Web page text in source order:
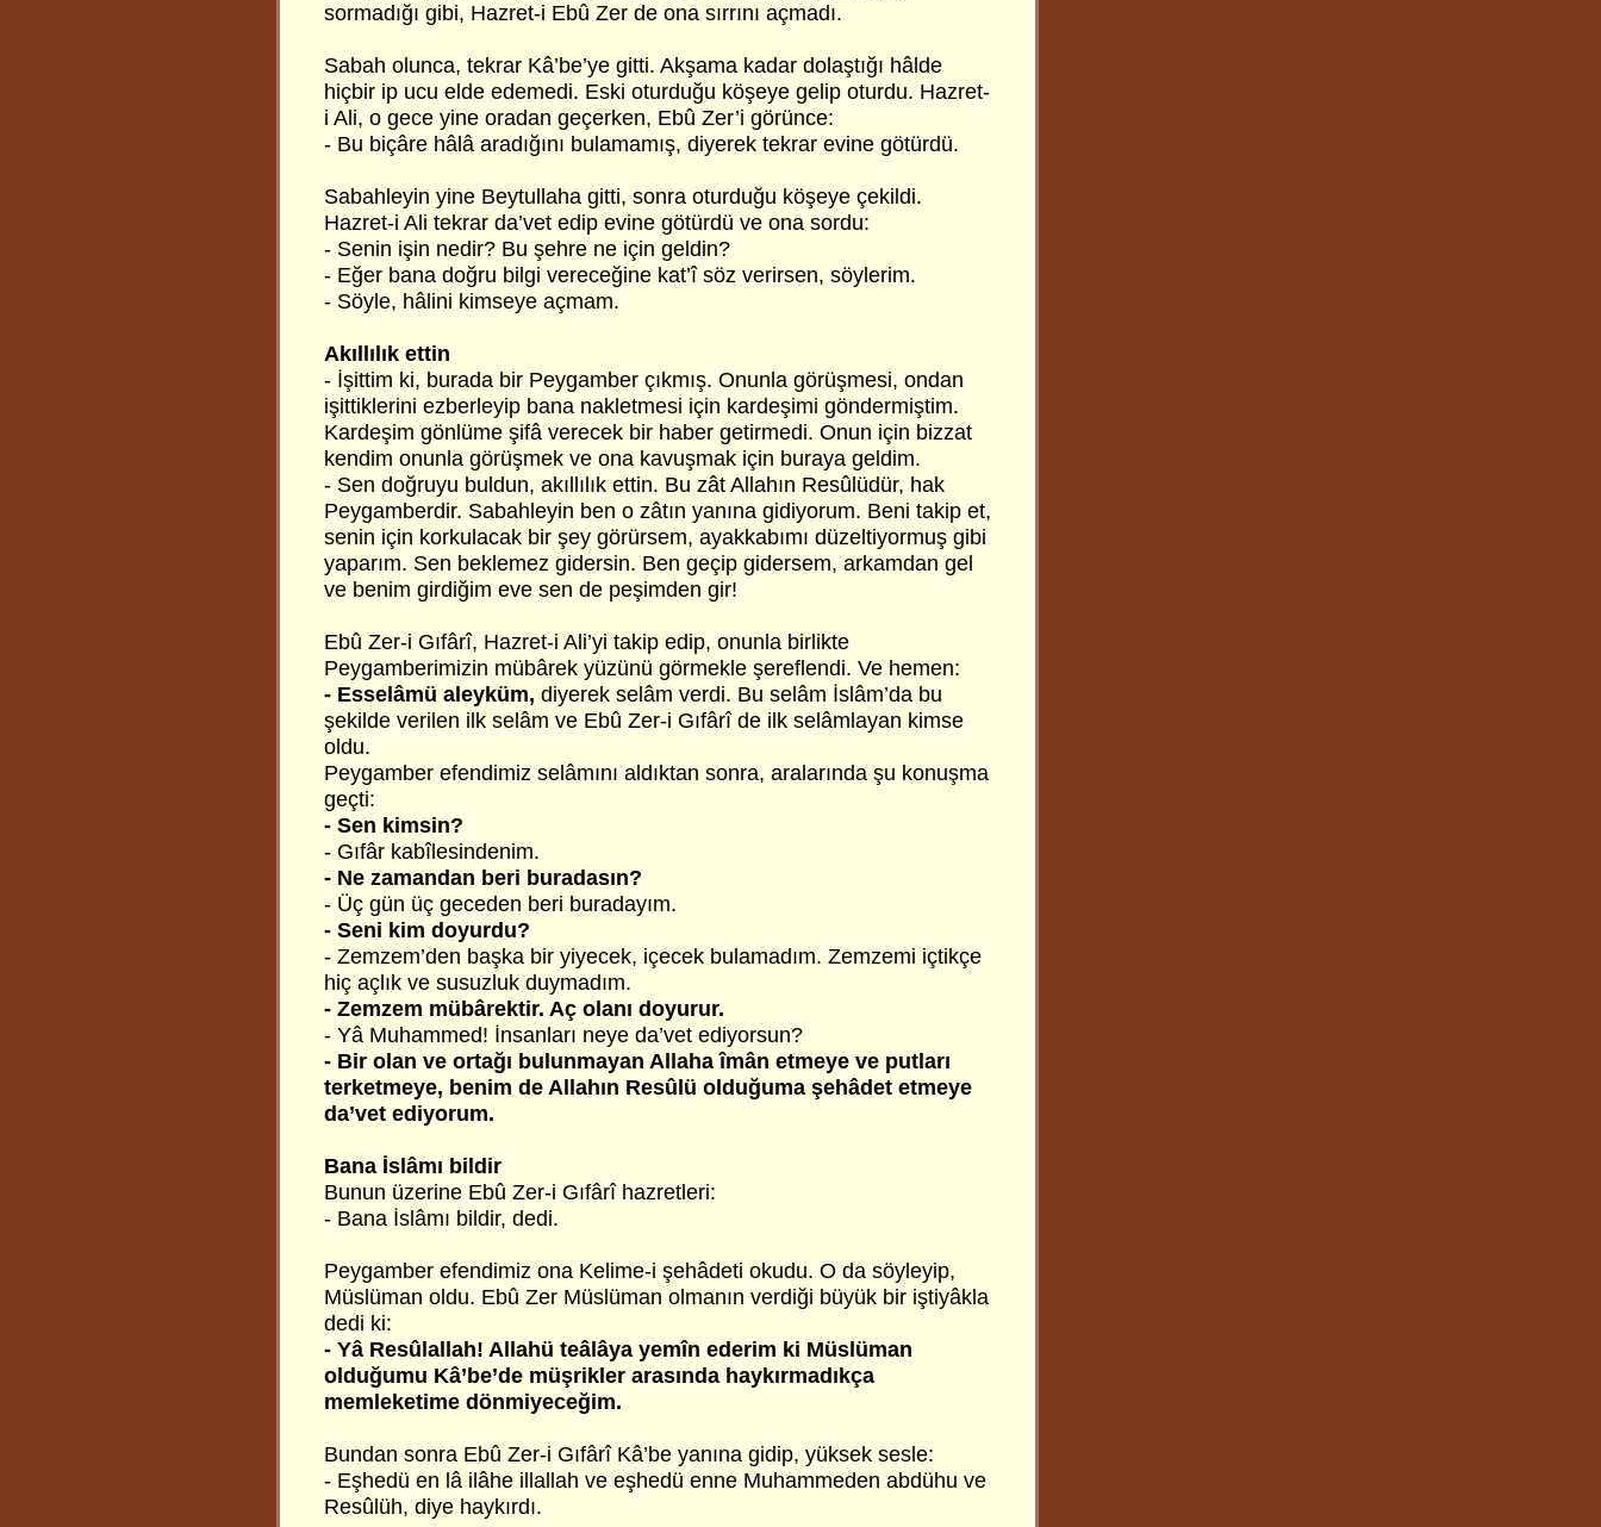
sormadığı gibi, Hazret-i Ebû Zer de ona sırrını açmadı.
Sabah olunca, tekrar Kâ’be’ye gitti. Akşama kadar dolaştığı hâlde
hiçbir ip ucu elde edemedi. Eski oturduğu köşeye gelip oturdu. Hazret-
i Ali, o gece yine oradan geçerken, Ebû Zer’i görünce:
- Bu biçâre hâlâ aradığını bulamamış, diyerek tekrar evine götürdü.
Sabahleyin yine Beytullaha gitti, sonra oturduğu köşeye çekildi.
Hazret-i Ali tekrar da’vet edip evine götürdü ve ona sordu:
- Senin işin nedir? Bu şehre ne için geldin?
- Eğer bana doğru bilgi vereceğine kat’î söz verirsen, söylerim.
- Söyle, hâlini kimseye açmam.
Akıllılık ettin
- İşittim ki, burada bir Peygamber çıkmış. Onunla görüşmesi, ondan
işittiklerini ezberleyip bana nakletmesi için kardeşimi göndermiştim.
Kardeşim gönlüme şifâ verecek bir haber getirmedi. Onun için bizzat
kendim onunla görüşmek ve ona kavuşmak için buraya geldim.
- Sen doğruyu buldun, akıllılık ettin. Bu zât Allahın Resûlüdür, hak
Peygamberdir. Sabahleyin ben o zâtın yanına gidiyorum. Beni takip et,
senin için korkulacak bir şey görürsem, ayakkabımı düzeltiyormuş gibi
yaparım. Sen beklemez gidersin. Ben geçip gidersem, arkamdan gel
ve benim girdiğim eve sen de peşimden gir!
Ebû Zer-i Gıfârî, Hazret-i Ali’yi takip edip, onunla birlikte
Peygamberimizin mübârek yüzünü görmekle şereflendi. Ve hemen:
- Esselâmü aleyküm, diyerek selâm verdi. Bu selâm İslâm’da bu
şekilde verilen ilk selâm ve Ebû Zer-i Gıfârî de ilk selâmlayan kimse
oldu.
Peygamber efendimiz selâmını aldıktan sonra, aralarında şu konuşma
geçti:
- Sen kimsin?
- Gıfâr kabîlesindenim.
- Ne zamandan beri buradasın?
- Üç gün üç geceden beri buradayım.
- Seni kim doyurdu?
- Zemzem’den başka bir yiyecek, içecek bulamadım. Zemzemi içtikçe
hiç açlık ve susuzluk duymadım.
- Zemzem mübârektir. Aç olanı doyurur.
- Yâ Muhammed! İnsanları neye da’vet ediyorsun?
- Bir olan ve ortağı bulunmayan Allaha îmân etmeye ve putları
terketmeye, benim de Allahın Resûlü olduğuma şehâdet etmeye
da’vet ediyorum.
Bana İslâmı bildir
Bunun üzerine Ebû Zer-i Gıfârî hazretleri:
- Bana İslâmı bildir, dedi.
Peygamber efendimiz ona Kelime-i şehâdeti okudu. O da söyleyip,
Müslüman oldu. Ebû Zer Müslüman olmanın verdiği büyük bir iştiyâkla
dedi ki:
- Yâ Resûlallah! Allahü teâlâya yemîn ederim ki Müslüman
olduğumu Kâ’be’de müşrikler arasında haykırmadıkça
memleketime dönmiyeceğim.
Bundan sonra Ebû Zer-i Gıfârî Kâ’be yanına gidip, yüksek sesle:
- Eşhedü en lâ ilâhe illallah ve eşhedü enne Muhammeden abdühu ve
Resûlüh, diye haykırdı.